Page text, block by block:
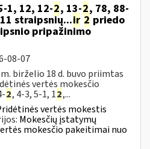
1, 12, 12-2, 13-2, 78, 88-
straipsnių...ir 2 priedo
pripažinimo
08-07
birželio 18 d. buvo priimtas
vertės mokesčio
2, 4-3, 5-1, 12,...
vertės mokestis
Mokesčių įstatymų
mokesčio pakeitimai nuo